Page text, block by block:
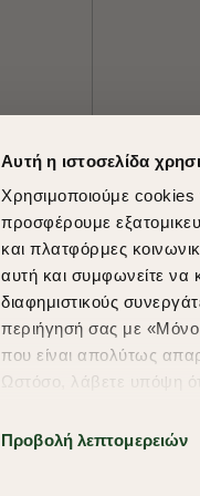
Αυτή η ιστοσελίδα
Χρησιμοποιούμε cookies
προσφέρουμε
και πλατφόρμες
αυτή και συμφωνείτε να
διαφημιστικούς
περιήγησή σας με «Μόνο
που είναι απολύτως
Ωστόσο, λάβετε υπόψη
υπηρεσίες και
Προβολή λεπτομερειών